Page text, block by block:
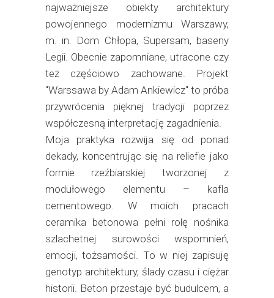
najważniejsze obiekty architektury
powojennego modernizmu Warszawy,
m. in. Dom Chłopa, Supersam, baseny
Legii. Obecnie zapomniane, utracone czy
też częściowo zachowane. Projekt
"Warssawa by Adam Ankiewicz" to próba
przywrócenia pięknej tradycji poprzez
współczesną interpretację zagadnienia.
Moja praktyka rozwija się od ponad
dekady, koncentrując się na reliefie jako
formie rzeźbiarskiej tworzonej z
modułowego elementu – kafla
cementowego. W moich pracach
ceramika betonowa pełni rolę nośnika
szlachetnej surowości wspomnień,
emocji, tożsamości. To w niej zapisuję
genotyp architektury, ślady czasu i ciężar
historii. Beton przestaje być budulcem, a